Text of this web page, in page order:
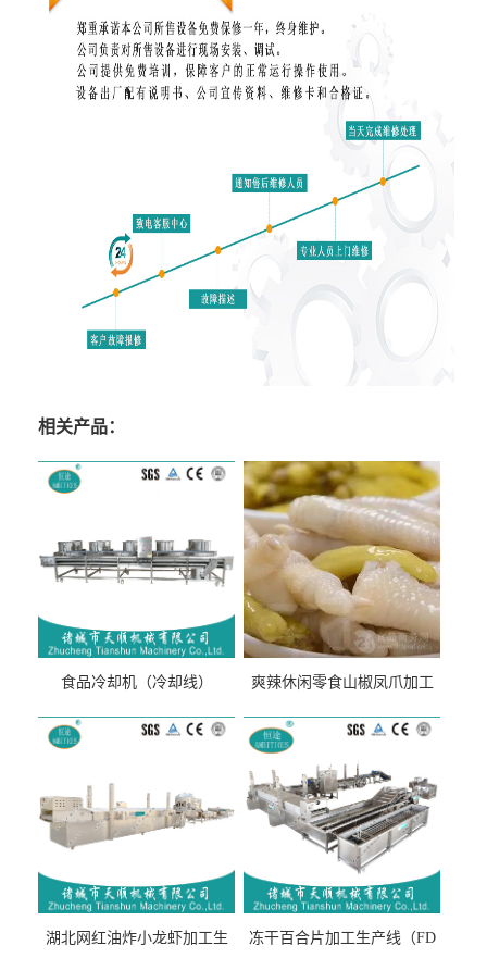
相关产品：
食品冷却机（冷却线）
爽辣休闲零食山椒凤爪加工
流水线）
湖北网红油炸小龙虾加工生
冻干百合片加工生产线（FD